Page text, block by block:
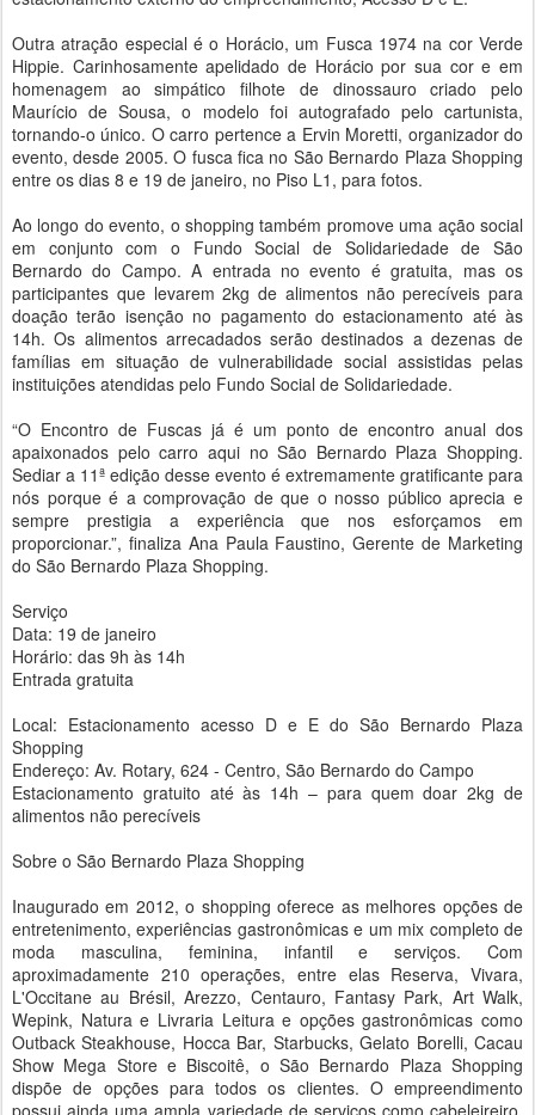
Outra atração especial é o Horácio, um Fusca 1974 na cor Verde
Hippie. Carinhosamente apelidado de Horácio por sua cor e em
homenagem ao simpático filhote de dinossauro criado pelo
Maurício de Sousa, o modelo foi autografado pelo cartunista,
tornando-o único. O carro pertence a Ervin Moretti, organizador do
evento, desde 2005. O fusca fica no São Bernardo Plaza Shopping
entre os dias 8 e 19 de janeiro, no Piso L1, para fotos.
Ao longo do evento, o shopping também promove uma ação social
em conjunto com o Fundo Social de Solidariedade de São
Bernardo do Campo. A entrada no evento é gratuita, mas os
participantes que levarem 2kg de alimentos não perecíveis para
doação terão isenção no pagamento do estacionamento até às
14h. Os alimentos arrecadados serão destinados a dezenas de
famílias em situação de vulnerabilidade social assistidas pelas
instituições atendidas pelo Fundo Social de Solidariedade.
“O Encontro de Fuscas já é um ponto de encontro anual dos
apaixonados pelo carro aqui no São Bernardo Plaza Shopping.
Sediar a 11ª edição desse evento é extremamente gratificante para
nós porque é a comprovação de que o nosso público aprecia e
sempre prestigia a experiência que nos esforçamos em
proporcionar.”, finaliza Ana Paula Faustino, Gerente de Marketing
do São Bernardo Plaza Shopping.
Serviço
Data: 19 de janeiro
Horário: das 9h às 14h
Entrada gratuita
Local: Estacionamento acesso D e E do São Bernardo Plaza
Shopping
Endereço: Av. Rotary, 624 - Centro, São Bernardo do Campo
Estacionamento gratuito até às 14h – para quem doar 2kg de
alimentos não perecíveis
Sobre o São Bernardo Plaza Shopping
Inaugurado em 2012, o shopping oferece as melhores opções de
entretenimento, experiências gastronômicas e um mix completo de
moda masculina, feminina, infantil e serviços. Com
aproximadamente 210 operações, entre elas Reserva, Vivara,
L'Occitane au Brésil, Arezzo, Centauro, Fantasy Park, Art Walk,
Wepink, Natura e Livraria Leitura e opções gastronômicas como
Outback Steakhouse, Hocca Bar, Starbucks, Gelato Borelli, Cacau
Show Mega Store e Biscoitê, o São Bernardo Plaza Shopping
dispõe de opções para todos os clientes. O empreendimento
possui ainda uma ampla variedade de serviços como cabeleireiro,